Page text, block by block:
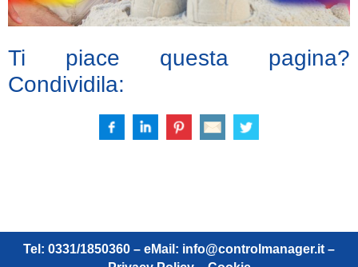
Ti piace questa pagina?
Condividila:
Tel: 0331/1850360 – eMail: info@controlmanager.it –